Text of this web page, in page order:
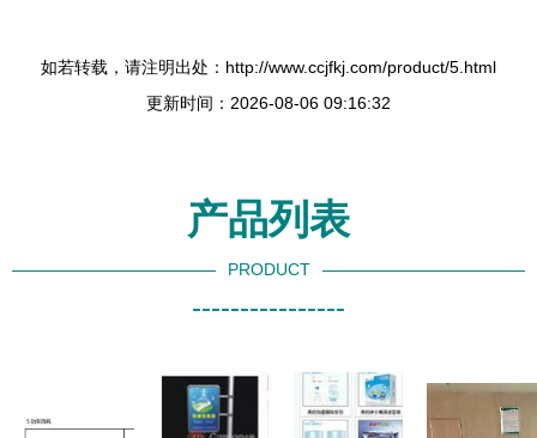
如若转载，请注明出处：http://www.ccjfkj.com/product/5.html
更新时间：2026-08-06 09:16:32
产品列表
PRODUCT
----------------